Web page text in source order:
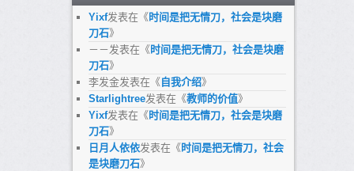
Yixf发表在《 时间是把无情刀，社会是块磨
刀石》
－－发表在《 时间是把无情刀，社会是块磨
刀石》
李发金发表在《 自我介绍》
Starlightree发表在《教师的价值》
Yixf发表在《 时间是把无情刀，社会是块磨
刀石》
日月人依依发表在《 时间是把无情刀，社会
是块磨刀石》